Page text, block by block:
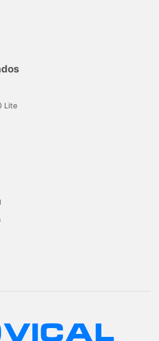
Lite